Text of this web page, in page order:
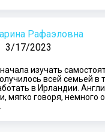
Рафаэловна
3/17/2023
изучать
всей семьей в
в Ирландии.
мягко говоря, немного